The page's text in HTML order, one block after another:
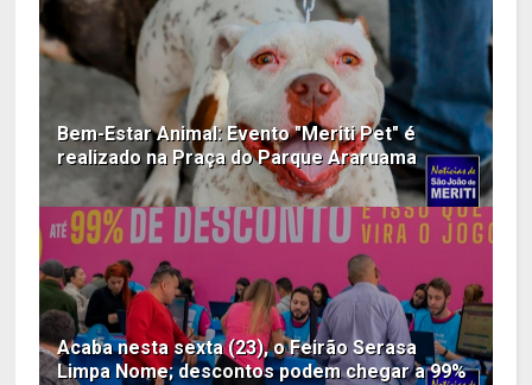
Bem-Estar Animal: Evento "Meriti Pet" é
realizado na Praça do Parque Araruama
Acaba nesta sexta (23), o Feirão Serasa
Limpa Nome; descontos podem chegar a 99%